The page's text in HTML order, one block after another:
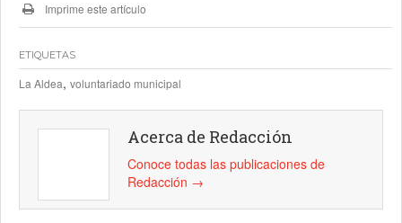
Imprime este artículo
ETIQUETAS
La Aldea, voluntariado municipal
Acerca de Redacción
Conoce todas las publicaciones de
Redacción →